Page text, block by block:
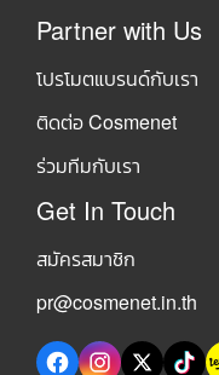
Partner with Us
โปรโมตแบรนด์กับเรา
ติดต่อ Cosmenet
ร่วมทีมกับเรา
Get In Touch
สมัครสมาชิก
pr@cosmenet.in.th